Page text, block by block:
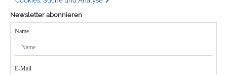
Newsletter abonnieren
Name
E-Mail